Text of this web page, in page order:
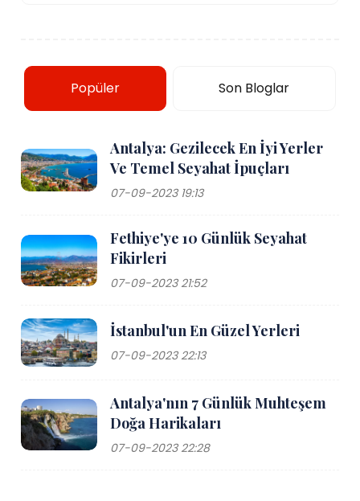
Popüler Son Bloglar
Antalya: Gezilecek En İyi Yerler
Ve Temel Seyahat İpuçları
07-09-2023 19:13
Fethiye'ye 10 Günlük Seyahat
Fikirleri
07-09-2023 21:52
İstanbul'un En Güzel Yerleri
07-09-2023 22:13
Antalya'nın 7 Günlük Muhteşem
Doğa Harikaları
07-09-2023 22:28